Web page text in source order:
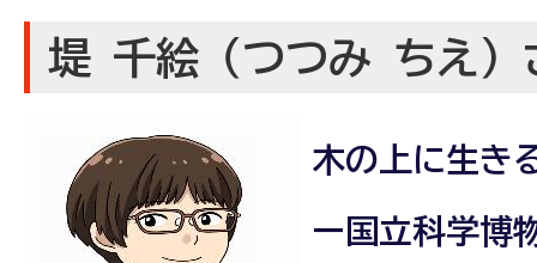
堤 千絵（つつみ ちえ）
木の上に生き
ー国立科学博